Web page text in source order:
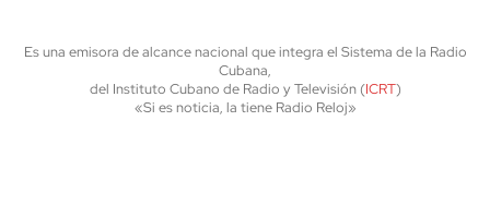
Es una emisora de alcance nacional que integra el Sistema de la Radio
Cubana,
del Instituto Cubano de Radio y Televisión (ICRT)
«Si es noticia, la tiene Radio Reloj»